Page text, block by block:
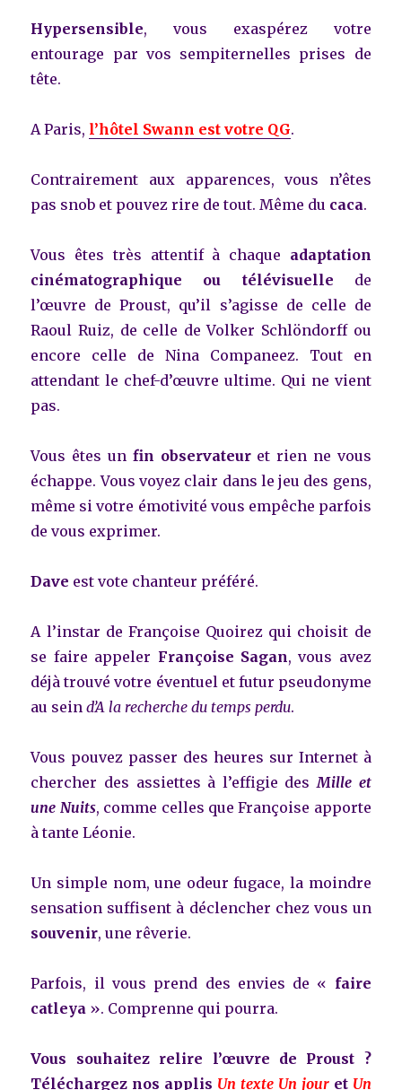
Hypersensible, vous exaspérez votre
entourage par vos sempiternelles prises de
tête.
A Paris, l’hôtel Swann est votre QG.
Contrairement aux apparences, vous n’êtes
pas snob et pouvez rire de tout. Même du caca.
Vous êtes très attentif à chaque adaptation
cinématographique ou télévisuelle de
l’œuvre de Proust, qu’il s’agisse de celle de
Raoul Ruiz, de celle de Volker Schlöndorff ou
encore celle de Nina Companeez. Tout en
attendant le chef-d’œuvre ultime. Qui ne vient
pas.
Vous êtes un fin observateuret rien ne vous
échappe. Vous voyez clair dans le jeu des gens,
même si votre émotivité vous empêche parfois
de vous exprimer.
Dave est vote chanteur préféré.
A l’instar de Françoise Quoirez qui choisit de
se faire appeler Françoise Sagan, vous avez
déjà trouvé votre éventuel et futur pseudonyme
au seind’A la recherche du temps perdu.
Vous pouvez passer des heures sur Internet à
chercher des assiettes à l’effigie des Mille et
une Nuits, comme celles que Françoise apporte
à tante Léonie.
Un simple nom, une odeur fugace, la moindre
sensation suffisent à déclencher chez vous un
souvenir, une rêverie.
Parfois, il vous prend des envies de « faire
catleya ». Comprenne qui pourra.
Vous souhaitez relire l’œuvre de Proust ?
Téléchargez nos applis Un texte Un jouret Un